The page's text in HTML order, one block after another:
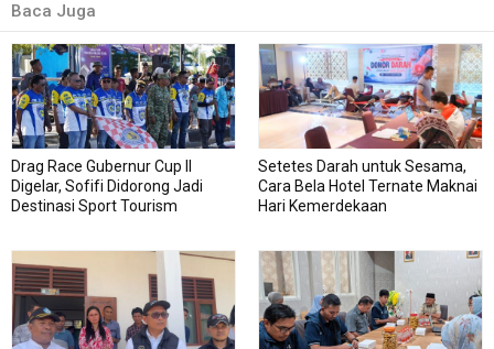
Baca Juga
Drag Race Gubernur Cup II
Digelar, Sofifi Didorong Jadi
Destinasi Sport Tourism
Setetes Darah untuk Sesama,
Cara Bela Hotel Ternate Maknai
Hari Kemerdekaan